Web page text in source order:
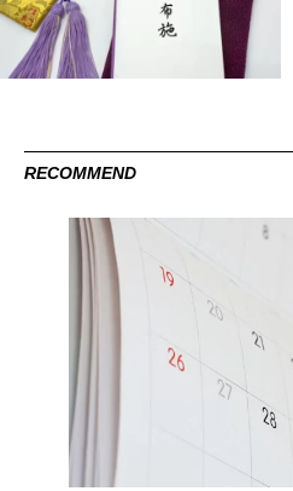
RECOMMEND